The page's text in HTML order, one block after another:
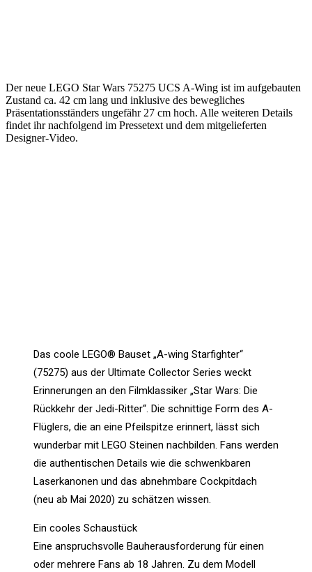
Der neue LEGO Star Wars 75275 UCS A-Wing ist im aufgebauten
Zustand ca. 42 cm lang und inklusive des bewegliches
Präsentationsständers ungefähr 27 cm hoch. Alle weiteren Details
findet ihr nachfolgend im Pressetext und dem mitgelieferten
Designer-Video.
Das coole LEGO® Bauset „A-wing Starfighter“
(75275) aus der Ultimate Collector Series weckt
Erinnerungen an den Filmklassiker „Star Wars: Die
Rückkehr der Jedi-Ritter“. Die schnittige Form des A-
Flüglers, die an eine Pfeilspitze erinnert, lässt sich
wunderbar mit LEGO Steinen nachbilden. Fans werden
die authentischen Details wie die schwenkbaren
Laserkanonen und das abnehmbare Cockpitdach
(neu ab Mai 2020) zu schätzen wissen.
Ein cooles Schaustück
Eine anspruchsvolle Bauherausforderung für einen
oder mehrere Fans ab 18 Jahren. Zu dem Modell